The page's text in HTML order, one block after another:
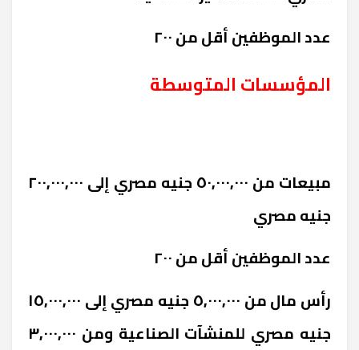
عدد الموظفين أقل من ٢٠٠
المؤسسات المتوسطة
مبيعات من ٥٠,٠٠٠,٠٠٠ جنيه مصري إلى ٢٠٠,٠٠٠,٠٠٠
جنيه مصري
عدد الموظفين أقل من ٢٠٠
رأس مال من ٥,٠٠٠,٠٠٠ جنيه مصري إلى ١٥,٠٠٠,٠٠٠
جنيه مصري للمنشآت الصناعية ومن ٣,٠٠٠,٠٠٠